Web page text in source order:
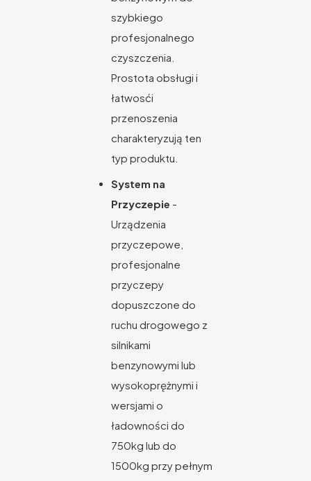
szybkiego
profesjonalnego
czyszczenia.
Prostota obsługi i
łatwosći
przenoszenia
charakteryzują ten
typ produktu.
System na
Przyczepie -
Urządzenia
przyczepowe,
profesjonalne
przyczepy
dopuszczone do
ruchu drogowego z
silnikami
benzynowymi lub
wysokoprężnymi i
wersjami o
ładowności do
750kg lub do
1500kg przy pełnym